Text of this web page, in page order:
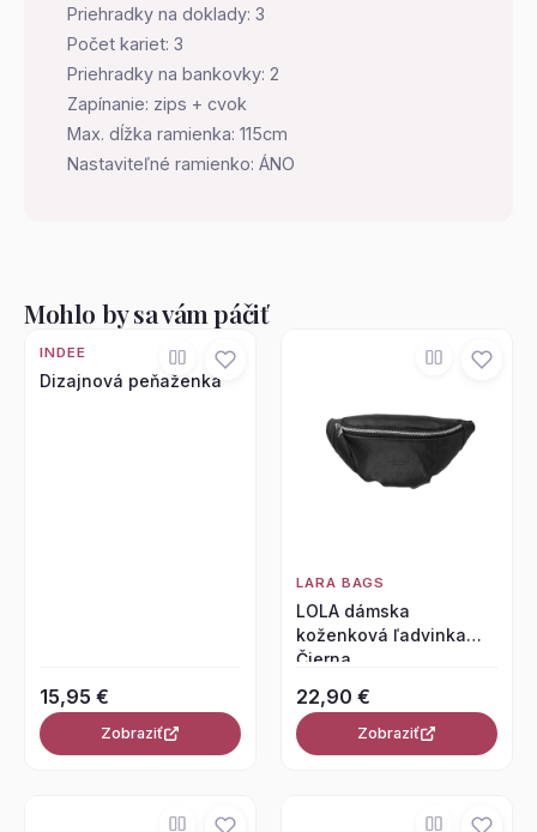
Priehradky na doklady: 3
Počet kariet: 3
Priehradky na bankovky: 2
Zapínanie: zips + cvok
Max. dĺžka ramienka: 115cm
Nastaviteľné ramienko: ÁNO
Mohlo by sa vám páčiť
INDEE
Dizajnová peňaženka
15,95 €
Zobraziť
LARA BAGS
LOLA dámska
koženková ľadvinka
Čierna
22,90 €
Zobraziť